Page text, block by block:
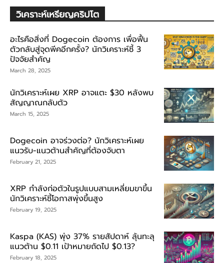
วิเคราะห์เหรียญคริปโต
อะไรคือสิ่งที่ Dogecoin ต้องการ เพื่อฟื้น
ตัวกลับสู่จุดพีคอีกครั้ง? นักวิเคราะห์ชี้ 3
ปัจจัยสำคัญ
March 28, 2025
นักวิเคราะห์เผย XRP อาจแตะ $30 หลังพบ
สัญญาณกลับตัว
March 15, 2025
Dogecoin อาจร่วงต่อ? นักวิเคราะห์เผย
แนวรับ-แนวต้านสำคัญที่ต้องจับตา
February 21, 2025
XRP กำลังก่อตัวในรูปแบบสามเหลี่ยมขาขึ้น
นักวิเคราะห์ชี้โอกาสพุ่งขึ้นสูง
February 19, 2025
Kaspa (KAS) พุ่ง 37% รายสัปดาห์ ลุ้นทะลุ
แนวต้าน $0.11 เป้าหมายถัดไป $0.13?
February 18, 2025